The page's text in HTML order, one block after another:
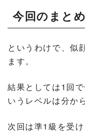
今回のまとめ
というわけで、似
ます。
結果としては1回
いうレベルは分か
次回は準1級を受